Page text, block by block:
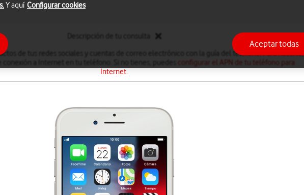
de tus redes sociales y cuentas de correo electrónico con la guía del teléfono. Para hacerlo,
configurar el APN de tu teléfono para
Internet.
Y aquí Configurar cookies
Aceptar todas